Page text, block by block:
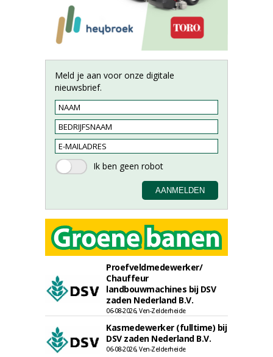
Meld je aan voor onze digitale
nieuwsbrief.
Proefveldmedewerker/
Chauffeur
landbouwmachines bij DSV
zaden Nederland B.V.
06-08-2026, Ven-Zelderheide
Kasmedewerker (fulltime) bij
DSV zaden Nederland B.V.
06-08-2026, Ven-Zelderheide